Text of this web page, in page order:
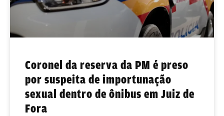
Coronel da reserva da PM é preso
por suspeita de importunação
sexual dentro de ônibus em Juiz de
Fora